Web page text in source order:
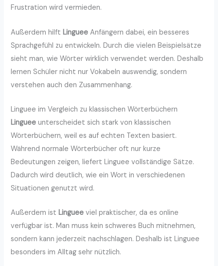
Frustration wird vermieden.
Außerdem hilft Linguee Anfängern dabei, ein besseres
Sprachgefühl zu entwickeln. Durch die vielen Beispielsätze
sieht man, wie Wörter wirklich verwendet werden. Deshalb
lernen Schüler nicht nur Vokabeln auswendig, sondern
verstehen auch den Zusammenhang.
Linguee im Vergleich zu klassischen Wörterbüchern
Linguee unterscheidet sich stark von klassischen
Wörterbüchern, weil es auf echten Texten basiert.
Während normale Wörterbücher oft nur kurze
Bedeutungen zeigen, liefert Linguee vollständige Sätze.
Dadurch wird deutlich, wie ein Wort in verschiedenen
Situationen genutzt wird.
Außerdem istLinguee viel praktischer, da es online
verfügbar ist. Man muss kein schweres Buch mitnehmen,
sondern kann jederzeit nachschlagen. Deshalb ist Linguee
besonders im Alltag sehr nützlich.